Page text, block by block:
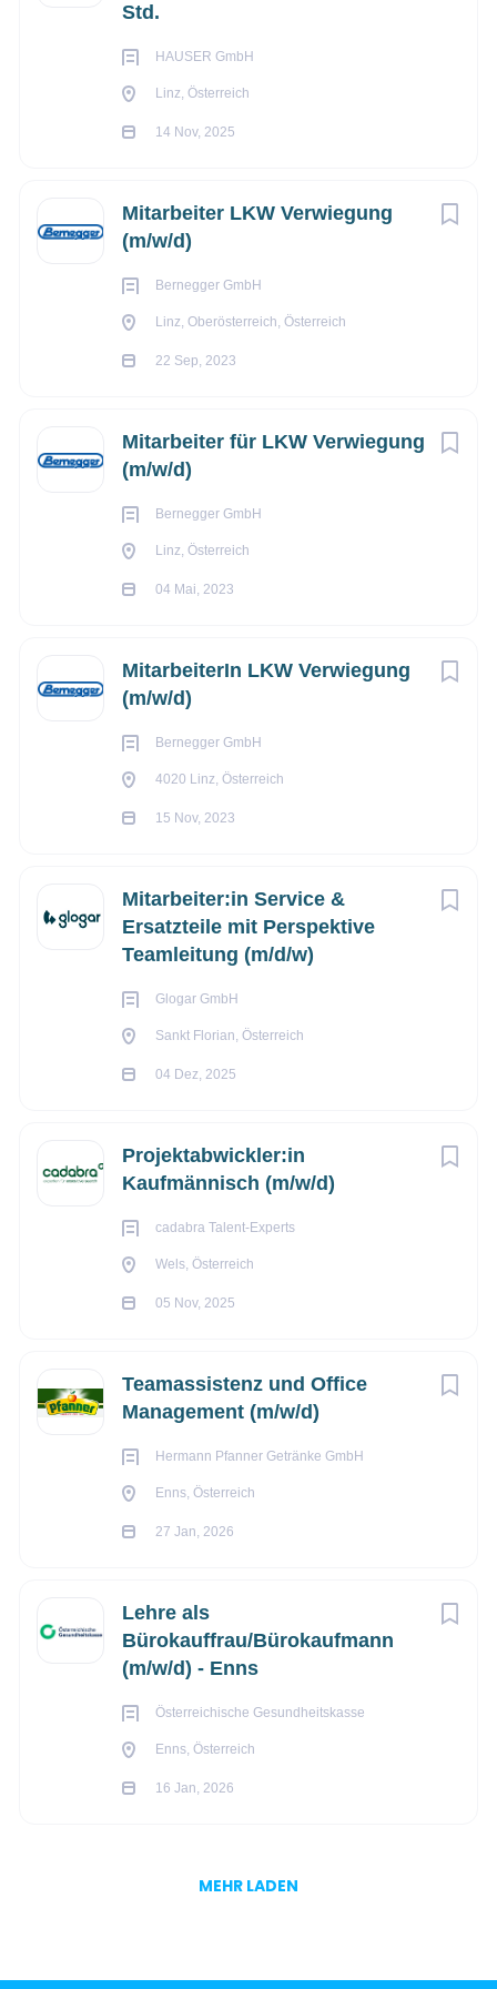
Std.
HAUSER GmbH
Linz, Österreich
14 Nov, 2025
Mitarbeiter LKW Verwiegung
(m/w/d)
Bernegger GmbH
Linz, Oberösterreich, Österreich
22 Sep, 2023
Mitarbeiter für LKW Verwiegung
(m/w/d)
Bernegger GmbH
Linz, Österreich
04 Mai, 2023
MitarbeiterIn LKW Verwiegung
(m/w/d)
Bernegger GmbH
4020 Linz, Österreich
15 Nov, 2023
Mitarbeiter:in Service &
Ersatzteile mit Perspektive
Teamleitung (m/d/w)
Glogar GmbH
Sankt Florian, Österreich
04 Dez, 2025
Projektabwickler:in
Kaufmännisch (m/w/d)
cadabra Talent-Experts
Wels, Österreich
05 Nov, 2025
Teamassistenz und Office
Management (m/w/d)
Hermann Pfanner Getränke GmbH
Enns, Österreich
27 Jan, 2026
Lehre als
Bürokauffrau/Bürokaufmann
(m/w/d) - Enns
Österreichische Gesundheitskasse
Enns, Österreich
16 Jan, 2026
MEHR LADEN